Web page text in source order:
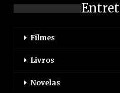
Filmes
Livros
Novelas